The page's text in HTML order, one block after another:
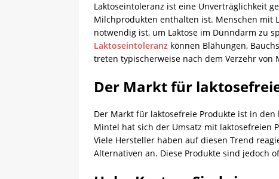
Laktoseintoleranz ist eine Unverträglichkeit
Milchprodukten enthalten ist. Menschen mit
notwendig ist, um Laktose im Dünndarm zu
Laktoseintoleranz können Blähungen,
treten typischerweise nach dem Verzehr von
Der Markt für
Der Markt für laktosefreie Produkte ist in
Mintel hat sich der Umsatz mit laktosefreien
Viele Hersteller haben auf diesen Trend
Alternativen an. Diese Produkte sind jedoch